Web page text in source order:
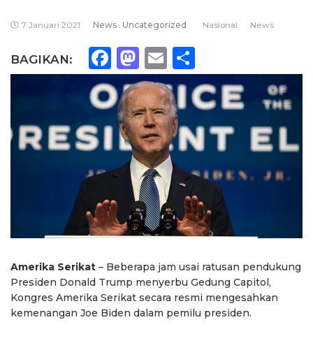
7 Januari 2021 News Uncategorized Nasional News
BAGIKAN: Facebook
Mastodon
Email
Amerika Serikat – Beberapa jam usai ratusan pendukung
Presiden Donald Trump menyerbu Gedung Capitol,
Kongres Amerika Serikat secara resmi mengesahkan
kemenangan Joe Biden dalam pemilu presiden.